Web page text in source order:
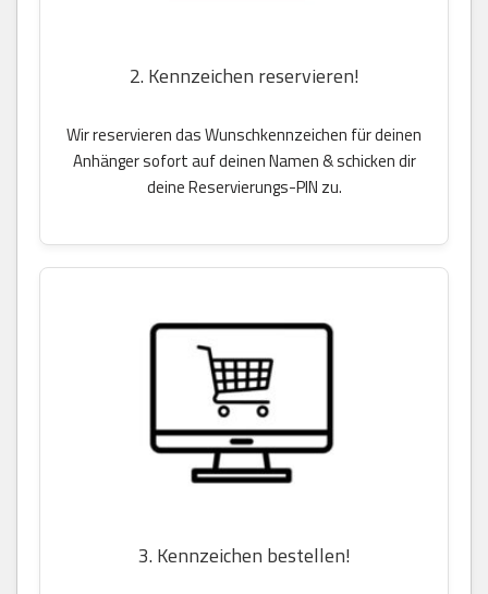
2. Kennzeichen reservieren!
Wir reservieren das Wunschkennzeichen für deinen
Anhänger sofort auf deinen Namen & schicken dir
deine Reservierungs-PIN zu.
3. Kennzeichen bestellen!